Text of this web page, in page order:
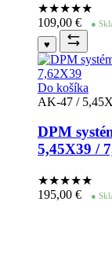
★★★★★
109,00 € ●
♥
Do košíka
AK-47 /
DPM
5,45X39 /
★★★★★
195,00 € ●